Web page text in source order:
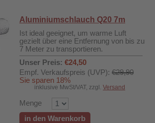
Aluminiumschlauch Q20 7m
Ist ideal geeignet, um warme Luft
gezielt über eine Entfernung von bis zu
7 Meter zu transportieren.
Unser Preis: €24,50
Empf. Verkaufspreis (UVP): €29,90
Sie sparen 18%
inklusive MwSt/VAT, zzgl. Versand
Menge
in den Warenkorb